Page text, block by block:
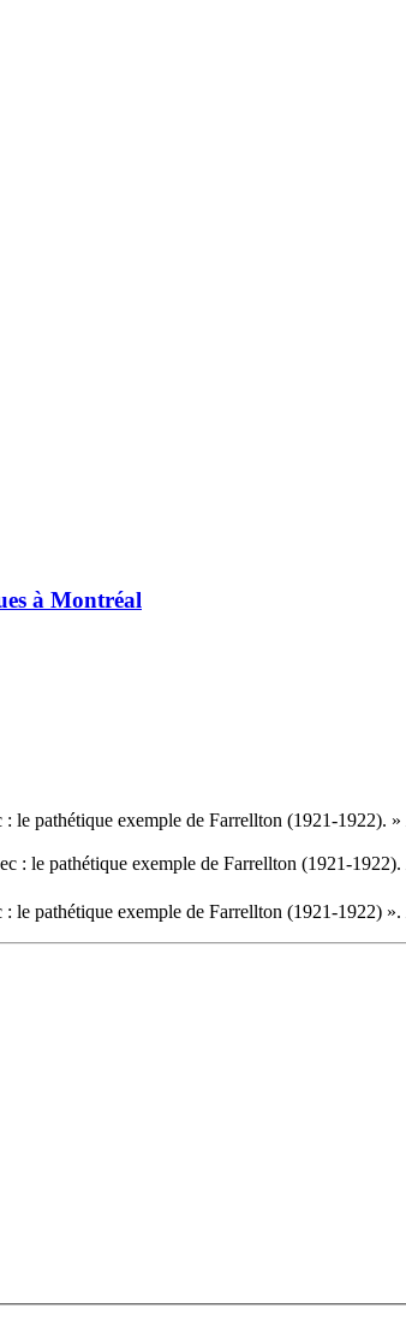
à Montréal
le pathétique exemple de Farrellton (1921-1922). »
: le pathétique exemple de Farrellton (1921-1922).
le pathétique exemple de Farrellton (1921-1922) ».